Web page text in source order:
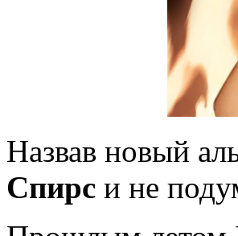
Назвав новый
Спирс и не